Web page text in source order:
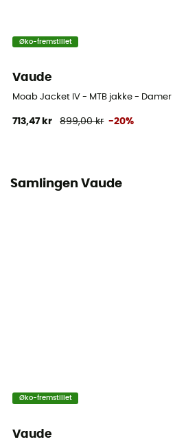
Øko-fremstillet
Vaude
Moab Jacket IV - MTB jakke - Damer
713,47 kr 899,00 kr -20%
Samlingen Vaude
Øko-fremstillet
Vaude